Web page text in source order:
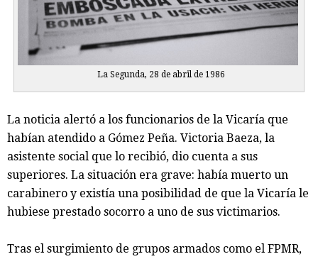
La Segunda, 28 de abril de 1986
La noticia alertó a los funcionarios de la Vicaría que
habían atendido a Gómez Peña. Victoria Baeza, la
asistente social que lo recibió, dio cuenta a sus
superiores. La situación era grave: había muerto un
carabinero y existía una posibilidad de que la Vicaría le
hubiese prestado socorro a uno de sus victimarios.
Tras el surgimiento de grupos armados como el FPMR,